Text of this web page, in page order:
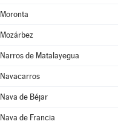
Moronta
Mozárbez
Narros de Matalayegua
Navacarros
Nava de Béjar
Nava de Francia